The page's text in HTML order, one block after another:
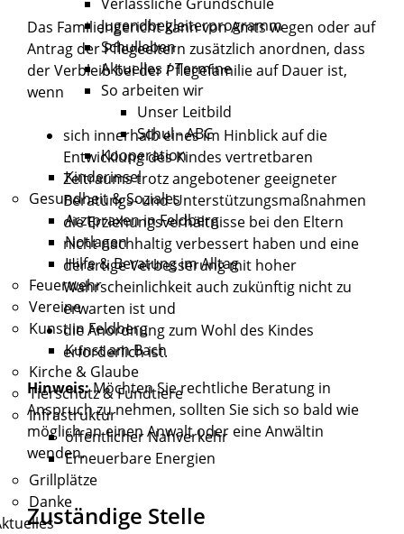
Jugendbegleiterprogramm
Schulleben
Aktuelles / Termine
So arbeiten wir
Unser Leitbild
Schul - ABC
Kooperation
Kinderinsel
Gesundheit & Soziales
Arztpraxen in Feldberg
Notlagen
Hilfe & Beratung im Alltag
Feuerwehr
Vereine
Kunst in Feldberg
Kunst am Bach
Kirche & Glaube
Tierschutz & Fundtiere
Infrastruktur
öffentlicher Nahverkehr
Erneuerbare Energien
Grillplätze
Danke
Das Familiengericht kann von Amts wegen oder auf
Antrag der Pflegeeltern zusätzlich anordnen, dass
der Verbleib bei der Pflegefamilie auf Dauer ist,
wenn
sich innerhalb eines im Hinblick auf die
Entwicklung des Kindes vertretbaren
Zeitraums trotz angebotener geeigneter
Beratungs- und Unterstützungsmaßnahmen
die Erziehungsverhältnisse bei den Eltern
nicht nachhaltig verbessert haben und eine
derartige Verbesserung mit hoher
Wahrscheinlichkeit auch zukünftig nicht zu
erwarten ist und
die Anordnung zum Wohl des Kindes
erforderlich ist.
Hinweis:Möchten Sie rechtliche Beratung in
Anspruch zu nehmen, sollten Sie sich so bald wie
möglich an einen Anwalt oder eine Anwältin
wenden.
Zuständige Stelle